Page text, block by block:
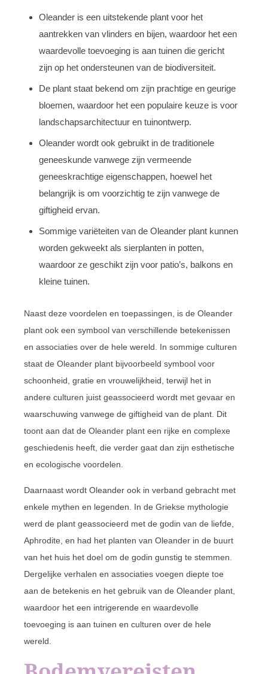
Oleander is een uitstekende plant voor het
aantrekken van vlinders en bijen, waardoor het een
waardevolle toevoeging is aan tuinen die gericht
zijn op het ondersteunen van de biodiversiteit.
De plant staat bekend om zijn prachtige en geurige
bloemen, waardoor het een populaire keuze is voor
landschapsarchitectuur en tuinontwerp.
Oleander wordt ook gebruikt in de traditionele
geneeskunde vanwege zijn vermeende
geneeskrachtige eigenschappen, hoewel het
belangrijk is om voorzichtig te zijn vanwege de
giftigheid ervan.
Sommige variëteiten van de Oleander plant kunnen
worden gekweekt als sierplanten in potten,
waardoor ze geschikt zijn voor patio’s, balkons en
kleine tuinen.
Naast deze voordelen en toepassingen, is de Oleander
plant ook een symbool van verschillende betekenissen
en associaties over de hele wereld. In sommige culturen
staat de Oleander plant bijvoorbeeld symbool voor
schoonheid, gratie en vrouwelijkheid, terwijl het in
andere culturen juist geassocieerd wordt met gevaar en
waarschuwing vanwege de giftigheid van de plant. Dit
toont aan dat de Oleander plant een rijke en complexe
geschiedenis heeft, die verder gaat dan zijn esthetische
en ecologische voordelen.
Daarnaast wordt Oleander ook in verband gebracht met
enkele mythen en legenden. In de Griekse mythologie
werd de plant geassocieerd met de godin van de liefde,
Aphrodite, en had het planten van Oleander in de buurt
van het huis het doel om de godin gunstig te stemmen.
Dergelijke verhalen en associaties voegen diepte toe
aan de betekenis en het gebruik van de Oleander plant,
waardoor het een intrigerende en waardevolle
toevoeging is aan tuinen en culturen over de hele
wereld.